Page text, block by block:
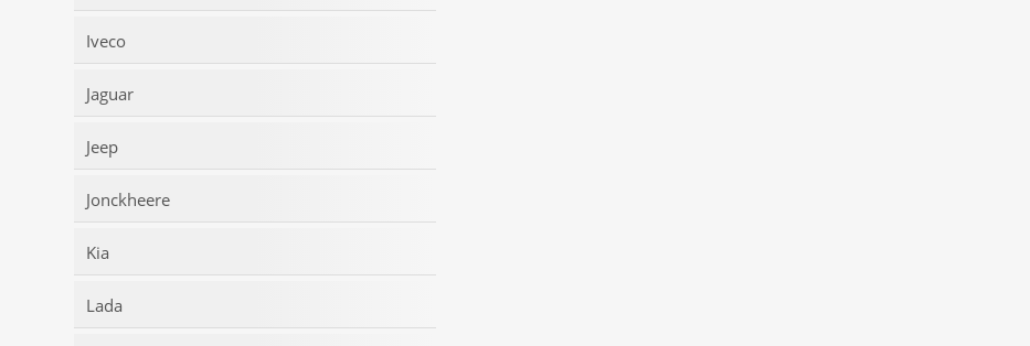
Iveco
Jaguar
Jeep
Jonckheere
Kia
Lada